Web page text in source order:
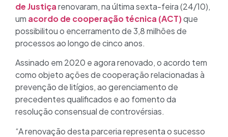
de Justiçarenovaram, na última sexta-feira (24/10),
um acordo de cooperação técnica (ACT)que
possibilitou o encerramento de 3,8 milhões de
processos ao longo de cinco anos.
Assinado em 2020 e agora renovado, o acordo tem
como objeto ações de cooperação relacionadas à
prevenção de litígios, ao gerenciamento de
precedentes qualificados e ao fomento da
resolução consensual de controvérsias.
“A renovação desta parceria representa o sucesso